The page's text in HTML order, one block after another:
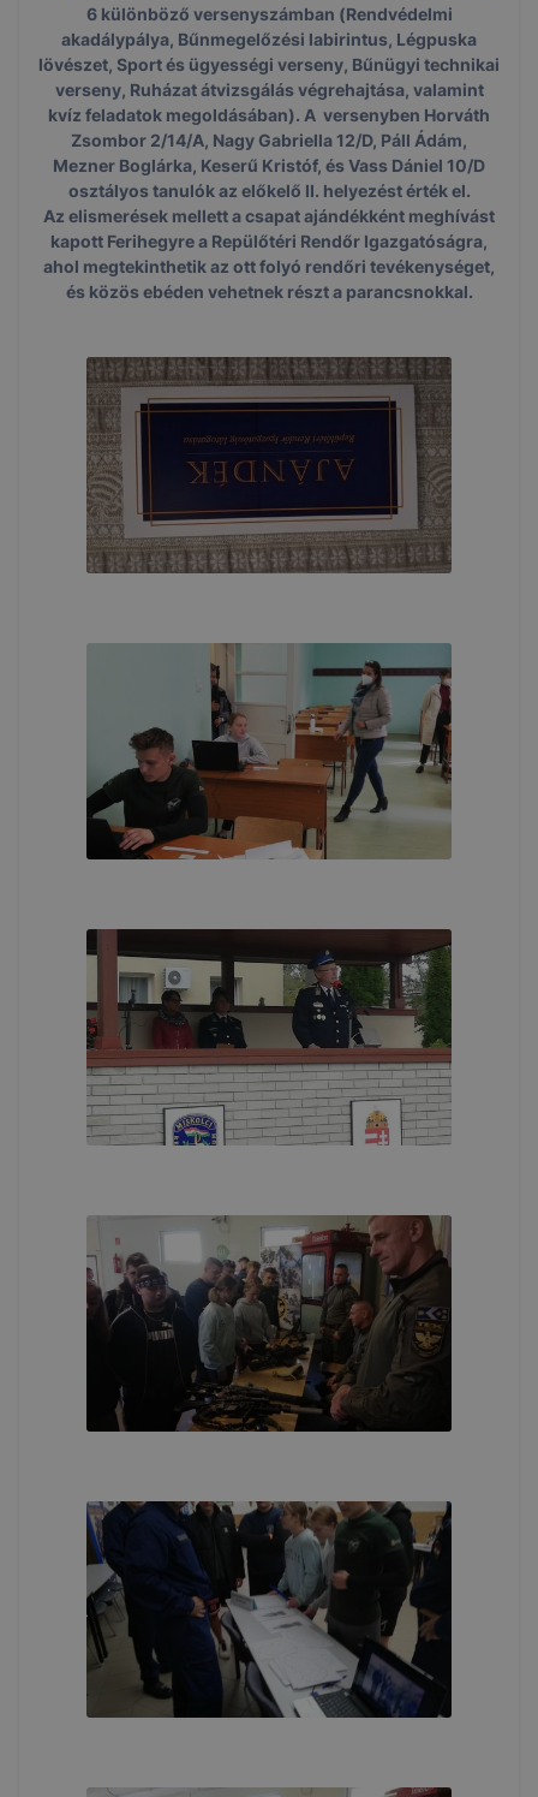
6 különböző versenyszámban (Rendvédelmi
akadálypálya, Bűnmegelőzési labirintus, Légpuska
lövészet, Sport és ügyességi verseny, Bűnügyi technikai
verseny, Ruházat átvizsgálás végrehajtása, valamint
kvíz feladatok megoldásában). A versenyben Horváth
Zsombor 2/14/A, Nagy Gabriella 12/D, Páll Ádám,
Mezner Boglárka, Keserű Kristóf, és Vass Dániel 10/D
osztályos tanulók az előkelő II. helyezést érték el.
Az elismerések mellett a csapat ajándékként meghívást
kapott Ferihegyre a Repülőtéri Rendőr Igazgatóságra,
ahol megtekinthetik az ott folyó rendőri tevékenységet,
és közös ebéden vehetnek részt a parancsnokkal.